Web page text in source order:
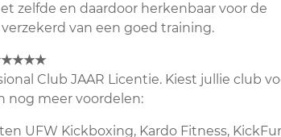
zelfde en daardoor herkenbaar voor de
van een goed training.
Club JAAR Licentie. Kiest jullie club
nog meer voordelen:
UFW Kickboxing, Kardo Fitness,